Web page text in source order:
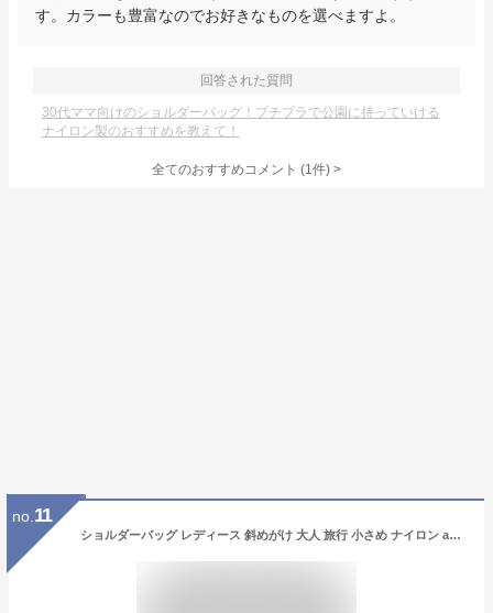
す。カラーも豊富なのでお好きなものを選べますよ。
回答された質問
30代ママ向けのショルダーバッグ！プチプラで公園に持っていける
ナイロン製のおすすめを教えて！
全てのおすすめコメント (1件) >
no. 11
ショルダーバッグ レディース 斜めがけ 大人 旅行 小さめ ナイロン anello アネロ おしゃれ 可愛い 韓国 軽い カジュアル 撥水 黒 ママバッグ 女子高生